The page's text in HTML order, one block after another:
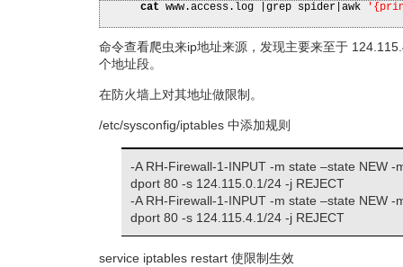
cat www.access.log grep spider awk
命令查看爬虫来ip地址来源，发现主要来至于
个地址段。
在防火墙上对其地址做限制。
/etc/sysconfig/iptables 中添加规则
-A RH-Firewall-1-INPUT -m state –state NEW -
dport 80 -s 124.115.0.1/24 -j REJECT
-A RH-Firewall-1-INPUT -m state –state NEW -
dport 80 -s 124.115.4.1/24 -j REJECT
service iptables restart 使限制生效